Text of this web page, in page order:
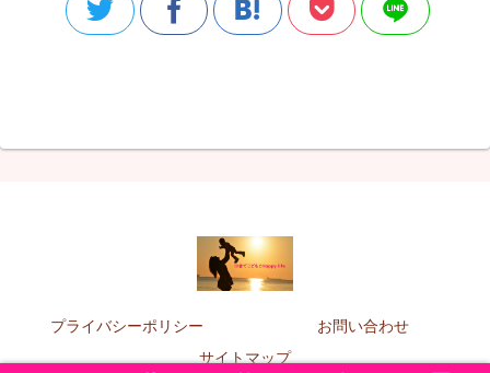
プライバシーポリシー
お問い合わせ
サイトマップ